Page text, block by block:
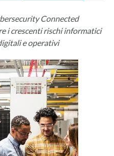
Connected
i crescenti rischi informatici
e operativi